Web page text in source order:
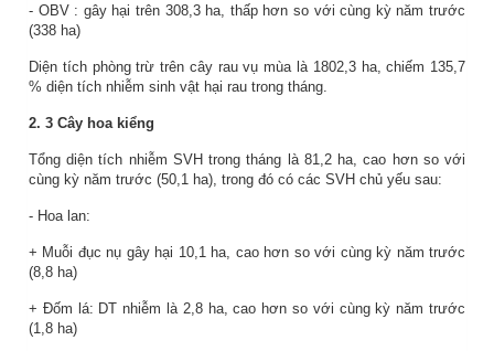
- OBV : gây hại trên 308,3 ha, thấp hơn so với cùng kỳ nămtrước
(338 ha)
Diện tích phòng trừ trên cây rau vụmùa là 1802,3 ha, chiếm 135,7
% diện tích nhiễm sinh vật hại rau trong tháng.
2. 3 Cây hoa kiểng
Tổng diện tích nhiễm SVH trong tháng là 81,2 ha,cao hơn so với
cùng kỳ năm trước (50,1 ha), trong đó có các SVH chủ yếu sau:
- Hoa lan:
+ Muỗi đục nụ gây hại 10,1 ha, cao hơn so với cùng kỳ năm trước
(8,8 ha)
+ Đốm lá: DT nhiễm là 2,8 ha,cao hơn so với cùng kỳ năm trước
(1,8 ha)